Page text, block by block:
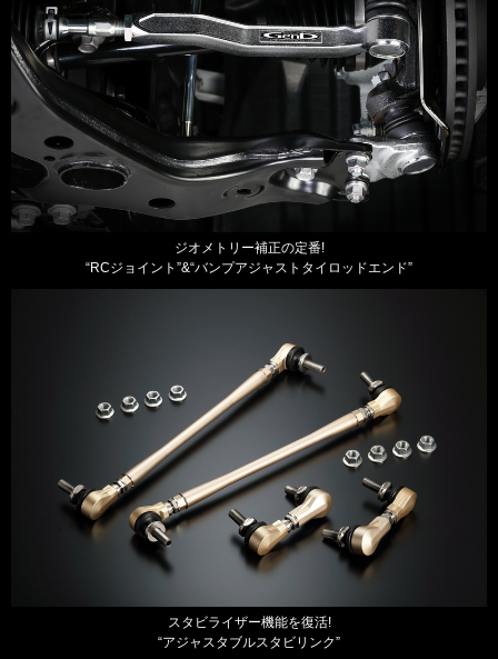
ジオメトリー補正の定番!
“RCジョイント”&“バンプアジャストタイロッドエンド”
スタビライザー機能を復活!
“アジャスタブルスタビリンク”